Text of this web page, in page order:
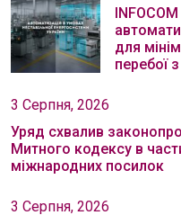
для
перебої
3 Серпня, 2026
Уряд схвалив
Митного кодексу в
міжнародних посилок
3 Серпня, 2026